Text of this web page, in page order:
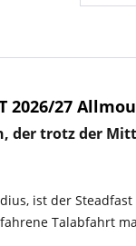
2026/27
der trotz der
ist der
Talabfahrt